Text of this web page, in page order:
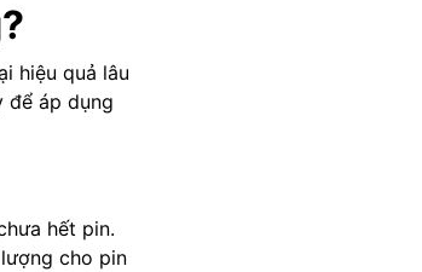
hiệu quả lâu
để áp dụng
hết pin.
cho pin